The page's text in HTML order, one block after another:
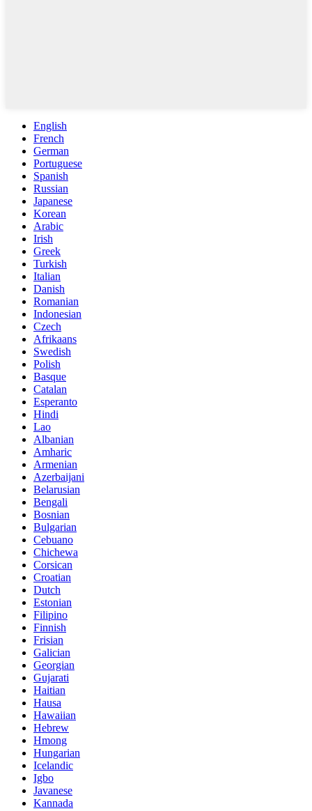
English
French
German
Portuguese
Spanish
Russian
Japanese
Korean
Arabic
Irish
Greek
Turkish
Italian
Danish
Romanian
Indonesian
Czech
Afrikaans
Swedish
Polish
Basque
Catalan
Esperanto
Hindi
Lao
Albanian
Amharic
Armenian
Azerbaijani
Belarusian
Bengali
Bosnian
Bulgarian
Cebuano
Chichewa
Corsican
Croatian
Dutch
Estonian
Filipino
Finnish
Frisian
Galician
Georgian
Gujarati
Haitian
Hausa
Hawaiian
Hebrew
Hmong
Hungarian
Icelandic
Igbo
Javanese
Kannada